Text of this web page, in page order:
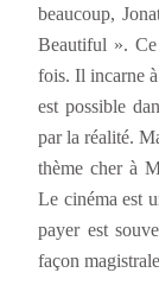
beaucoup,
Beautiful ».
fois. Il incarne
est possible
par la réalité.
thème cher à
Le cinéma est
payer est
façon